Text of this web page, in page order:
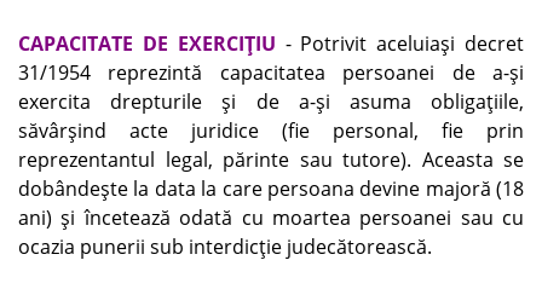
CAPACITATE DE EXERCIŢIU - Potrivit aceluiaşi decret
31/1954 reprezintă capacitatea persoanei de a-şi
exercita drepturile şi de a-şi asuma obligaţiile,
săvârşind acte juridice (fie personal, fie prin
reprezentantul legal, părinte sau tutore). Aceasta se
dobândeşte la data la care persoana devine majoră (18
ani) şi încetează odată cu moartea persoanei sau cu
ocazia punerii sub interdicţie judecătorească.